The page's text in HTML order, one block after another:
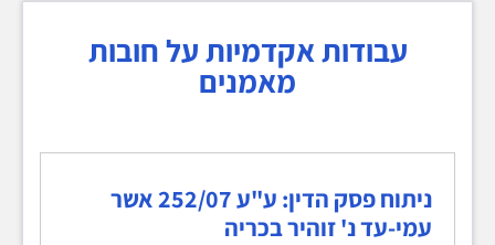
עבודות אקדמיות על חובות
מאמנים
ניתוח פסק הדין: ע"ע 252/07 אשר
עמי-עד נ' זוהיר בכריה